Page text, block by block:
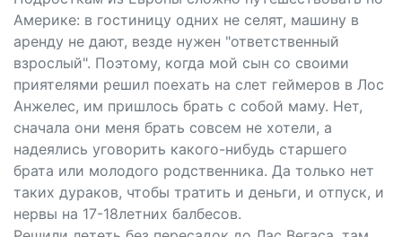
Америке: в гостиницу одних не селят, машину в
аренду не дают, везде нужен "ответственный
взрослый". Поэтому, когда мой сын со своими
приятелями решил поехать на слет геймеров в Лос
Анжелес, им пришлось брать с собой маму. Нет,
сначала они меня брать совсем не хотели, а
надеялись уговорить какого-нибудь старшего
брата или молодого родственника. Да только нет
таких дураков, чтобы тратить и деньги, и отпуск, и
нервы на 17-18летних балбесов.